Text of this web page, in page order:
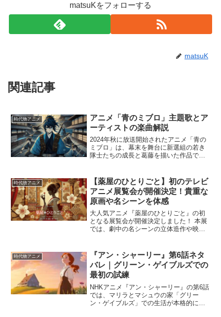
matsuKをフォローする
matsuK
関連記事
時代物アニメ
アニメ「青のミブロ」主題歌とア
ーティストの楽曲解説
2024年秋に放送開始されたアニメ「青の
ミブロ」は、幕末を舞台に新選組の若き
隊士たちの成長と葛藤を描いた作品で
ンディングが設定され、多くの視聴者に
支持されています。この...
時代物アニメ
【薬屋のひとりごと】初のテレビ
アニメ展覧会が開催決定！貴重な
原画や名シーンを体感
大人気アニメ『薬屋のひとりごと』の初
となる展覧会が開催決定しました！ 本展
では、劇中の名シーンの立体造作や映像
楽しめる内容となっています。 開催場所
は東京・松屋銀座で、...
時代物アニメ
『アン・シャーリー』第6話ネタ
バレ｜グリーン・ゲイブルズでの
最初の試練
NHKアニメ『アン・シャーリー』の第6話
では、マリラとマシュウの家「グリー
ン・ゲイブルズ」での生活が本格的に始